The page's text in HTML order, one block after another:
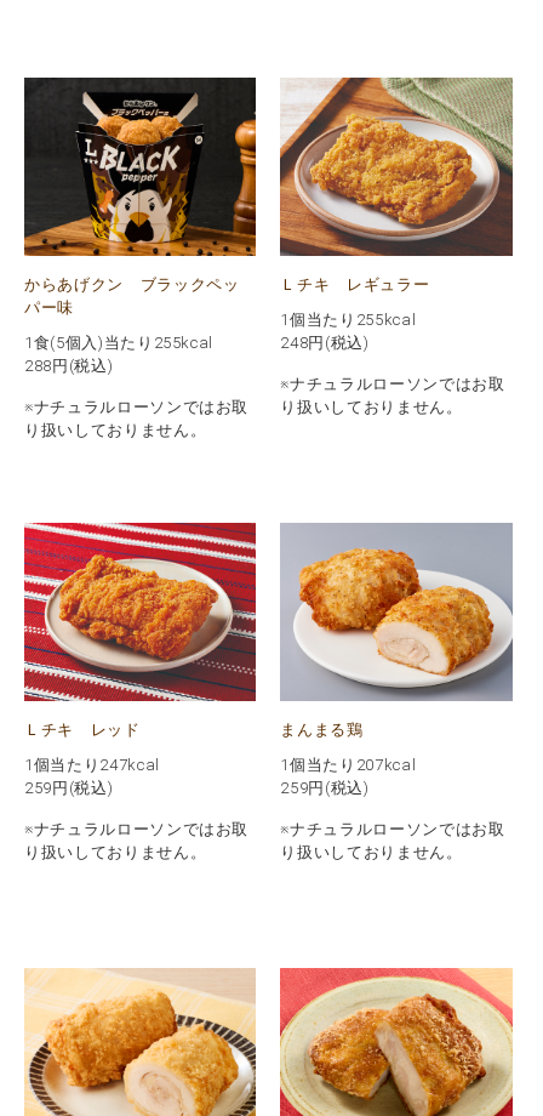
からあげクン ブラックペッ
パー味
1食(5個入)当たり255kcal
288 円(税込)
※ナチュラルローソンではお取
り扱いしておりません。
Ｌチキ レギュラー
1個当たり255kcal
248円(税込)
※ナチュラルローソンではお取
り扱いしておりません。
Ｌチキ レッド
1個当たり247kcal
259 円(税込)
※ナチュラルローソンではお取
り扱いしておりません。
まんまる鶏
1個当たり207kcal
259円(税込)
※ナチュラルローソンではお取
り扱いしておりません。